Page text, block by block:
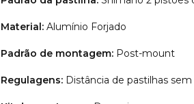
Material: Alumínio Forjado
Padrão de montagem: Post-mount
Regulagens: Distância de pastilhas